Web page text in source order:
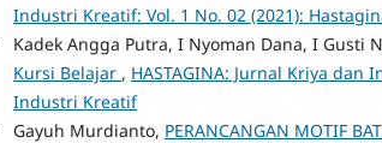
Industri Kreatif: Vol. 1 No. 02 (2021):
Kadek Angga Putra, I Nyoman Dana, I Gusti
Kursi Belajar , HASTAGINA: Jurnal Kriya dan
Industri Kreatif
Gayuh Murdianto, PERANCANGAN MOTIF